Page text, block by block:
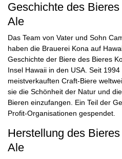
Geschichte des
Ale
Das Team von Vater und Sohn
haben die Brauerei Kona auf
Geschichte der Biere des Bieres
Insel Hawaii in den USA. Seit
meistverkauften Craft-Biere
sie die Schönheit der Natur und
Bieren einzufangen. Ein Teil der
Profit-Organisationen gespendet.
Herstellung des
Ale